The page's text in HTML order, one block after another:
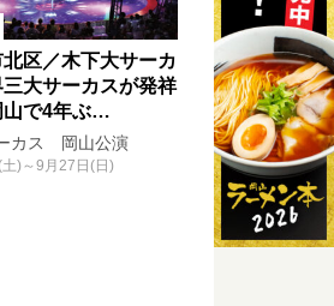
北区／木下大サーカ
三大サーカスが発祥
山で4年ぶ…
カス 岡山公演
)～9月27日(日)